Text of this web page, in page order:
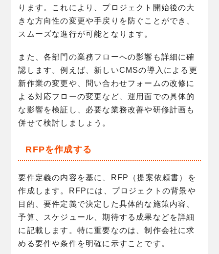
ります。これにより、プロジェクト開始後の大
きな方向性の変更や手戻りを防ぐことができ、
スムーズな進行が可能となります。
また、各部門の業務フローへの影響も詳細に確
認します。例えば、新しいCMSの導入による更
新作業の変更や、問い合わせフォームの改修に
よる対応フローの変更など、運用面での具体的
な影響を検証し、必要な業務改善や研修計画も
併せて検討しましょう。
RFPを作成する
要件定義の内容を基に、RFP（提案依頼書）を
作成します。RFPには、プロジェクトの背景や
目的、要件定義で決定した具体的な施策内容、
予算、スケジュール、期待する成果などを詳細
に記載します。特に重要なのは、制作会社に求
める要件や条件を明確に示すことです。